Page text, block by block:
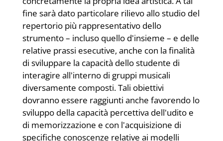
fine sarà dato particolare rilievo allo studio del
repertorio più rappresentativo dello
strumento – incluso quello d'insieme – e delle
relative prassi esecutive, anche con la finalità
di sviluppare la capacità dello studente di
interagire all'interno di gruppi musicali
diversamente composti. Tali obiettivi
dovranno essere raggiunti anche favorendo lo
sviluppo della capacità percettiva dell'udito e
di memorizzazione e con l'acquisizione di
specifiche conoscenze relative ai modelli